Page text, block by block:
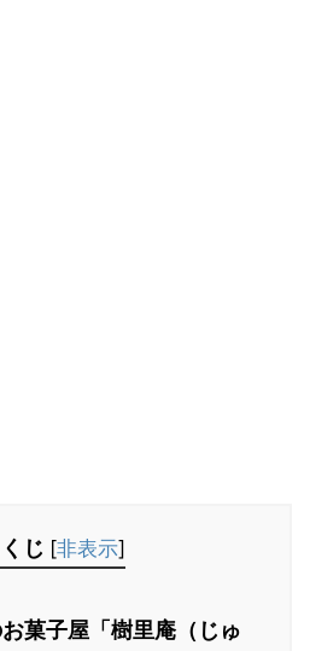
じ [非表示]
菓子屋「樹里庵（じゅ